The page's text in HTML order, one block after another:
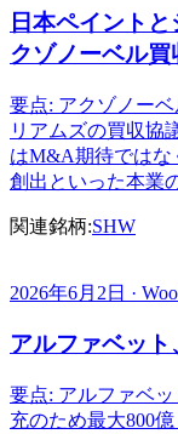
日本ペイント
クゾノーベル買
要点: アクゾノー
リアムズの買収協
はM&A期待ではな
創出といった本業
関連銘柄:SHW
2026年6月2日 ·
アルファベッ
要点: アルファベ
充のため最大800